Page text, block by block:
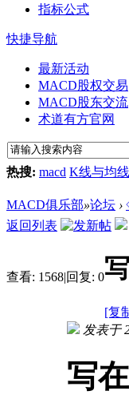
指标公式
快捷导航
最新活动
MACD股权交易
MACD股东交流
术道有方官网
热搜: macd K线与均线
MACD俱乐部»论坛 ›
返回列表
查看: 1568|回复: 0
[复
发表于
写